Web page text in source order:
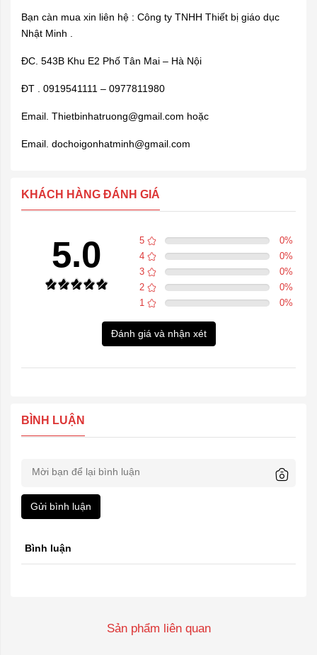
Bạn càn mua xin liên hệ : Công ty TNHH Thiết bị giáo dục
Nhật Minh .
ĐC. 543B Khu E2 Phố Tân Mai – Hà Nội
ĐT . 0919541111 – 0977811980
Email. Thietbinhatruong@gmail.com hoặc
Email. dochoigonhatminh@gmail.com
KHÁCH HÀNG ĐÁNH GIÁ
5.0 5 0%
4
0%
3
0%
2
0%
1
0%
Đánh giá và nhận xét
BÌNH LUẬN
Gửi bình luận
Bình luận
Sản phẩm liên quan